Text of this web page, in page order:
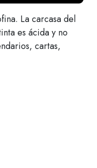
La carcasa del
es ácida y no
cartas,